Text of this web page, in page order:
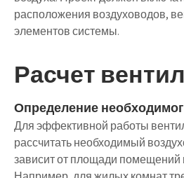
расположения воздуховодов,
элементов системы.
Расчет
Определение
Для эффективной работы
рассчитать необходимый
зависит от площади помещений